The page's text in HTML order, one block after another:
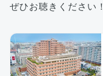
ぜひお聴きください！